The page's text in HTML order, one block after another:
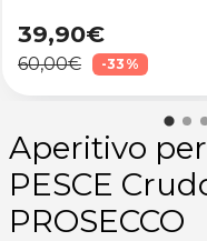
39,90€
60,00€ -33%
Aperitivo
PESCE
PROSECCO